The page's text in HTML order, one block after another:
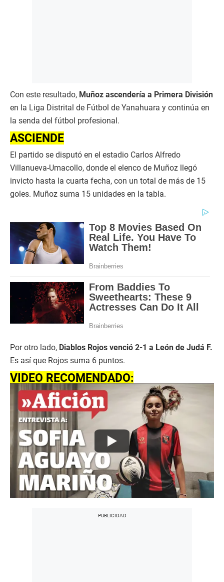
Con este resultado, Muñoz ascendería a Primera División
en la Liga Distrital de Fútbol de Yanahuara y continúa en
la senda del fútbol profesional.
ASCIENDE
El partido se disputó en el estadio Carlos Alfredo
Villanueva-Umacollo, donde el elenco de Muñoz llegó
invicto hasta la cuarta fecha, con un total de más de 15
goles. Muñoz suma 15 unidades en la tabla.
Por otro lado, Diablos Rojos venció 2-1 a León de Judá F.
Es así que Rojos suma 6 puntos.
VIDEO RECOMENDADO: